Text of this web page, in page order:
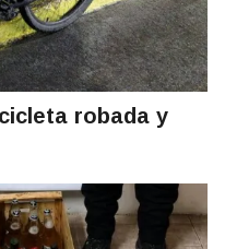
robada y